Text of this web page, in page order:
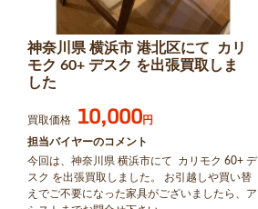
神奈川県 横浜市 港北区にて カリ
モク 60+ デスク を出張買取しま
した
買取価格 10,000円
担当バイヤーのコメント
今回は、神奈川県 横浜市にて カリモク 60+ デ
スク を出張買取しました。 お引越しや買い替
えでご不要になった家具がございましたら、ア